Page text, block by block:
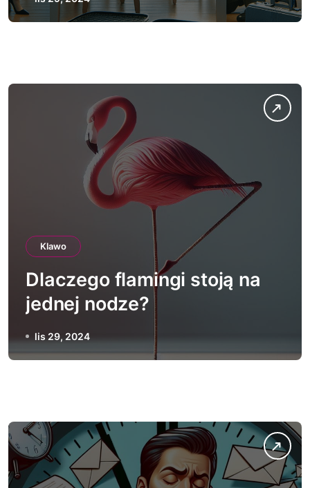
Klawo
Dlaczego flamingi stoją na
jednej nodze?
lis 29, 2024